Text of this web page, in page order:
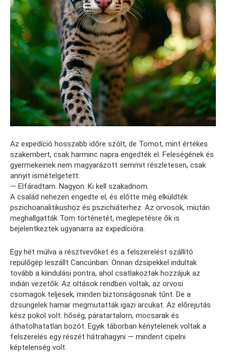
Az expedíció hosszabb időre szólt, de Tomot, mint értékes
szakembert, csak harminc napra engedték el. Feleségének és
gyermekeinek nem magyarázott semmit részletesen, csak
annyit ismételgetett:
— Elfáradtam. Nagyon. Ki kell szakadnom.
A család nehezen engedte el, és előtte még elküldték
pszichoanalitikushoz és pszichiáterhez. Az orvosok, miután
meghallgatták Tom történetét, meglepetésre ők is
bejelentkeztek ugyanarra az expedícióra.
Egy hét múlva a résztvevőket és a felszerelést szállító
repülőgép leszállt Cancúnban. Onnan dzsipekkel indultak
tovább a kiindulási pontra, ahol csatlakoztak hozzájuk az
indián vezetők. Az oltások rendben voltak, az orvosi
csomagok teljesek, minden biztonságosnak tűnt. De a
dzsungelek hamar megmutatták igazi arcukat. Az előrejutás
kész pokol volt: hőség, páratartalom, mocsarak és
áthatolhatatlan bozót. Egyik táborban kénytelenek voltak a
felszerelés egy részét hátrahagyni — mindent cipelni
képtelenség volt.